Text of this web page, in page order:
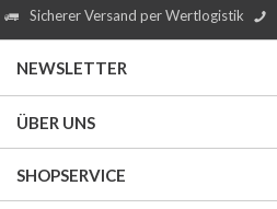
Sicherer Versand per Wertlogistik
NEWSLETTER
ÜBER UNS
SHOPSERVICE